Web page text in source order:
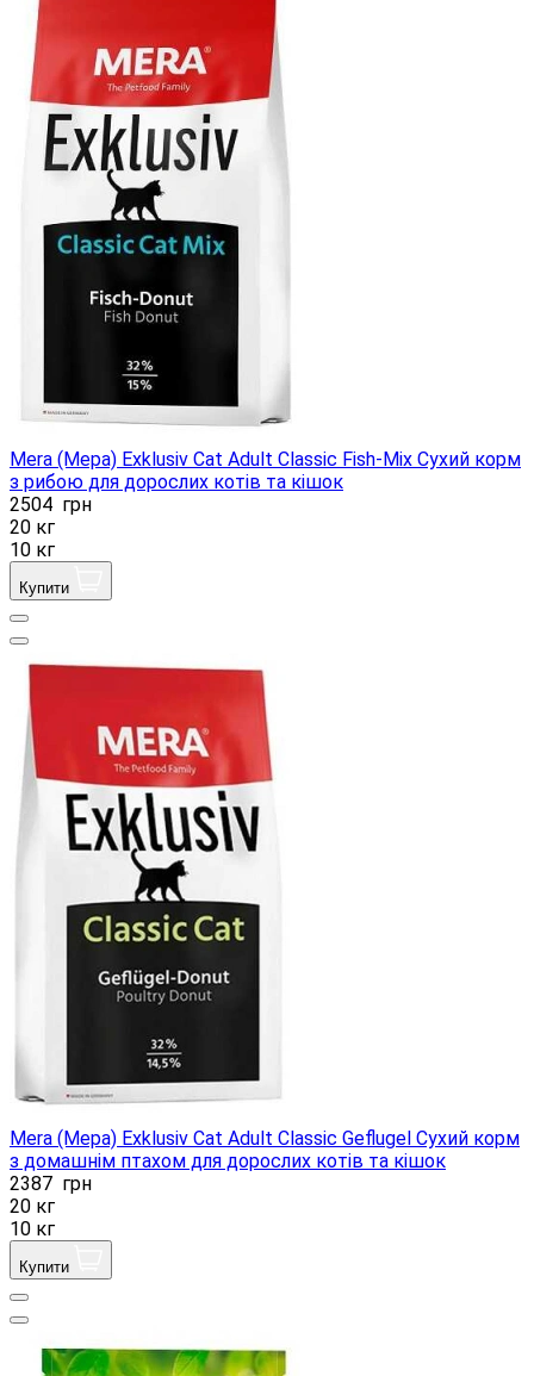
Mera (Мера) Exklusiv Cat Adult Classic Fish-Mix Сухий корм
з рибою для дорослих котів та кішок
2504 грн
20 кг
10 кг
Купити
Mera (Мера) Exklusiv Cat Adult Classic Geflugel Сухий корм
з домашнім птахом для дорослих котів та кішок
2387 грн
20 кг
10 кг
Купити